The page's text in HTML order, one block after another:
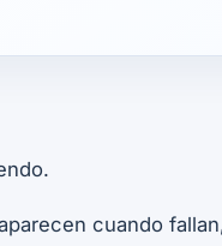
cuando